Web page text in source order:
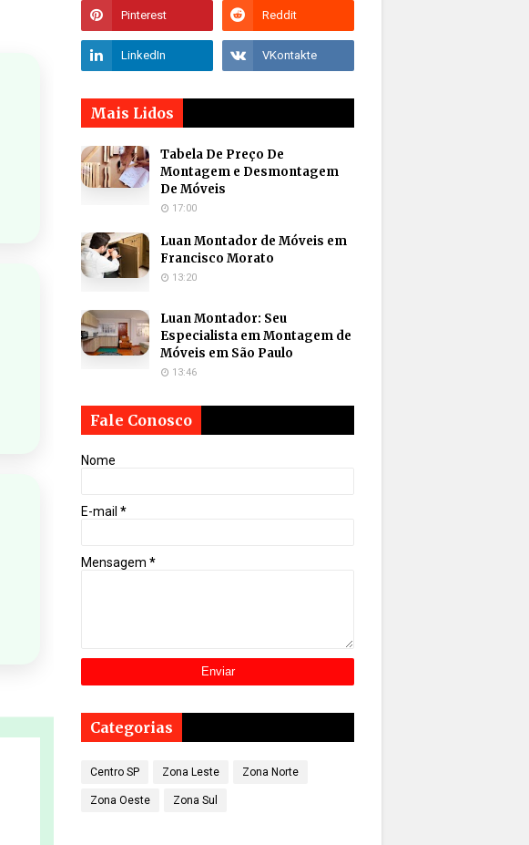
Mais Lidos
Tabela De Preço De
Montagem e Desmontagem
De Móveis
17:00
Luan Montador de Móveis em
Francisco Morato
13:20
Luan Montador: Seu
Especialista em Montagem de
Móveis em São Paulo
13:46
Fale Conosco
Nome
E-mail *
Mensagem *
Categorias
Centro SP Zona Leste Zona Norte
Zona Oeste Zona Sul